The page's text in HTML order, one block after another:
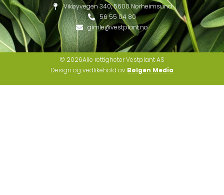
Vikøyvegen 340, 5600 Norheimsund
56 55 04 80
gimle@vestplant.no
© 2026Alle rettigheter Vestplant AS
Design og vedlikehold av Bølgen Media